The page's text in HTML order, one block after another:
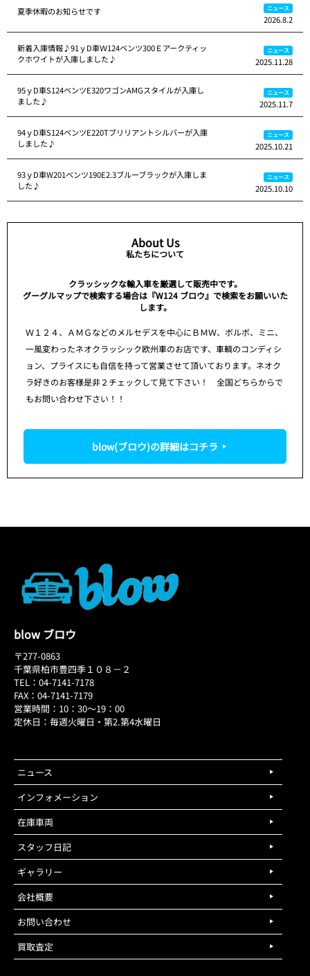
夏季休暇のお知らせです ニュース
2026.8.2
新着入庫情報♪91ｙD車Ｗ124ベンツ300Ｅアークティッ
クホワイトが入庫しました♪
ニュース
2025.11.28
95ｙD車S124ベンツE320ワゴンAMGスタイルが入庫し
ました♪
ニュース
2025.11.7
94ｙD車S124ベンツE220Tブリリアントシルバーが入庫
しました♪
ニュース
2025.10.21
93ｙD車W201ベンツ190E2.3ブルーブラックが入庫しま
した♪
ニュース
2025.10.10
About Us
私たちについて
クラッシックな輸入車を厳選して販売中です。
グーグルマップで検索する場合は『W124 ブロウ』で検索をお願いいた
します。
Ｗ１２４、ＡＭＧなどのメルセデスを中心にＢＭＷ、ボルボ、ミニ、
一風変わったネオクラッシック欧州車のお店です、車輌のコンディシ
ョン、プライスにも自信を持って営業させて頂いております。ネオク
ラ好きのお客様是非２チェックして見て下さい！ 全国どちらからで
もお問い合わせ下さい！！
blow(ブロウ)の詳細はコチラ
blow ブロウ
〒277-0863
千葉県柏市豊四季１０８－２
TEL：04-7141-7178
FAX：04-7141-7179
営業時間：10：30～19：00
定休日：毎週火曜日・第2.第4水曜日
ニュース
インフォメーション
在庫車両
スタッフ日記
ギャラリー
会社概要
お問い合わせ
買取査定